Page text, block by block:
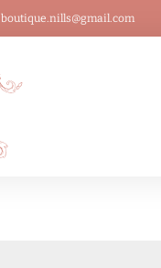
boutique.nills@gmail.com